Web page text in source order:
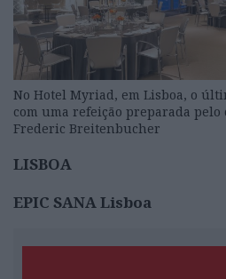
No Hotel Myriad, em Lisboa, o
com uma refeição preparada pelo
Frederic Breitenbucher
LISBOA
EPIC SANA Lisboa